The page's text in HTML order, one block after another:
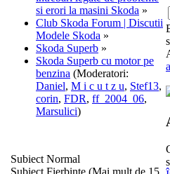
si erori la masini Skoda »
Club Skoda Forum | Discutii
Modele Skoda »
Skoda Superb »
Skoda Superb cu motor pe
benzina (Moderatori:
Daniel, M i c u t z u, Stef13,
corin, FDR, ff_2004_06,
Marsulici)
Subiect Normal
Subiect Fierbinte (Mai mult de 15